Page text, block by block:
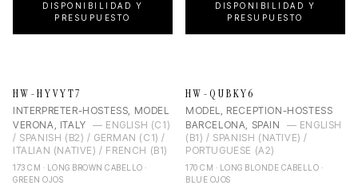
DISPONIBILIDAD Y
PRESUPUESTO
DISPONIBILIDAD Y
PRESUPUESTO
HW-HYVYT7
INTERPRETER-HOSTESS, MODEL
VERONA, ITALY — ENGLISH (C1)
/ SPANISH (B2) / GERMAN (C1) /
ITALIAN (NATIVE) / FRENCH (B1)
173 CM · LONG BROWN CABELLO ·
GREEN OJOS
HW-QUBKY6
MODEL, RECEPTION-HOSTESS
BARCELONA, SPAIN
— ENGLISH
(B1) / SPANISH (NATIVE) /
PORTUGUESE (A2)
170 CM · LONG BLONDE CABELLO ·
BLUE OJOS